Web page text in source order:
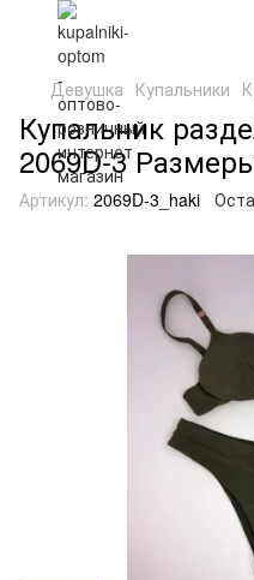
Девушка Купальники
Купальник
2069D-3
Артикул: 2069D-3_haki